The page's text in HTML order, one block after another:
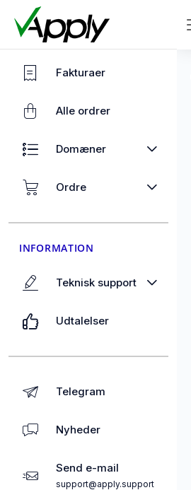
Fakturaer
Alle ordrer
Domæner
Ordre
INFORMATION
Teknisk support
Udtalelser
Telegram
Nyheder
Send e-mail
support@apply.support